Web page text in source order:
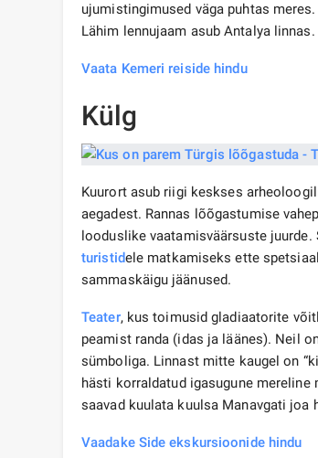
ujumistingimused väga puhtas
Lähim lennujaam asub Antalya linnas.
Vaata Kemeri reiside hindu
Külg
Kuurort asub riigi keskses
aegadest. Rannas lõõgastumise
looduslike vaatamisväärsuste
turistidele matkamiseks ette
sammaskäigu jäänused.
Teater, kus toimusid gladiaatorite
peamist randa (idas ja läänes). Neil
sümboliga. Linnast mitte kaugel on
hästi korraldatud igasugune mereline
saavad kuulata kuulsa Manavgati joa
Vaadake Side ekskursioonide hindu